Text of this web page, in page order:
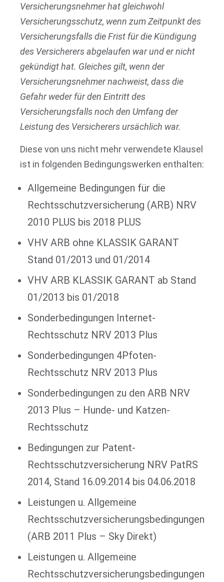
Versicherungsnehmer hat gleichwohl
Versicherungsschutz, wenn zum Zeitpunkt des
Versicherungsfalls die Frist für die Kündigung
des Versicherers abgelaufen war und er nicht
gekündigt hat. Gleiches gilt, wenn der
Versicherungsnehmer nachweist, dass die
Gefahr weder für den Eintritt des
Versicherungsfalls noch den Umfang der
Leistung des Versicherers ursächlich war.
Diese von uns nicht mehr verwendete Klausel
ist in folgenden Bedingungswerken enthalten:
Allgemeine Bedingungen für die
Rechtsschutzversicherung (ARB) NRV
2010 PLUS bis 2018 PLUS
VHV ARB ohne KLASSIK GARANT
Stand 01/2013 und 01/2014
VHV ARB KLASSIK GARANT ab Stand
01/2013 bis 01/2018
Sonderbedingungen Internet-
Rechtsschutz NRV 2013 Plus
Sonderbedingungen 4Pfoten-
Rechtsschutz NRV 2013 Plus
Sonderbedingungen zu den ARB NRV
2013 Plus – Hunde- und Katzen-
Rechtsschutz
Bedingungen zur Patent-
Rechtsschutzversicherung NRV PatRS
2014, Stand 16.09.2014 bis 04.06.2018
Leistungen u. Allgemeine
Rechtsschutzversicherungsbedingungen
(ARB 2011 Plus – Sky Direkt)
Leistungen u. Allgemeine
Rechtsschutzversicherungsbedingungen